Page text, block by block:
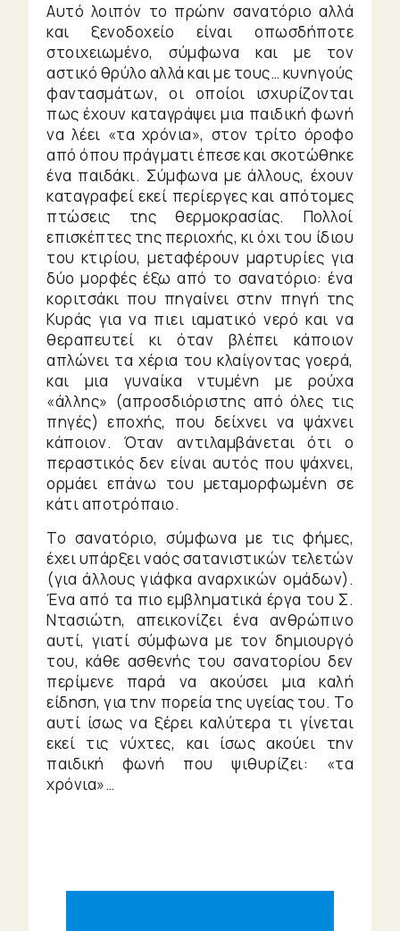
Αυτό λοιπόν το πρώην σανατόριο αλλά
και ξενοδοχείο είναι οπωσδήποτε
στοιχειωμένο, σύμφωνα και με τον
αστικό θρύλο αλλά και με τους… κυνηγούς
φαντασμάτων, οι οποίοι ισχυρίζονται
πως έχουν καταγράψει μια παιδική φωνή
να λέει «τα χρόνια», στον τρίτο όροφο
από όπου πράγματι έπεσε και σκοτώθηκε
ένα παιδάκι. Σύμφωνα με άλλους, έχουν
καταγραφεί εκεί περίεργες και απότομες
πτώσεις της θερμοκρασίας. Πολλοί
επισκέπτες της περιοχής, κι όχι του ίδιου
του κτιρίου, μεταφέρουν μαρτυρίες για
δύο μορφές έξω από το σανατόριο: ένα
κοριτσάκι που πηγαίνει στην πηγή της
Κυράς για να πιει ιαματικό νερό και να
θεραπευτεί κι όταν βλέπει κάποιον
απλώνει τα χέρια του κλαίγοντας γοερά,
και μια γυναίκα ντυμένη με ρούχα
«άλλης» (απροσδιόριστης από όλες τις
πηγές) εποχής, που δείχνει να ψάχνει
κάποιον. Όταν αντιλαμβάνεται ότι ο
περαστικός δεν είναι αυτός που ψάχνει,
ορμάει επάνω του μεταμορφωμένη σε
κάτι αποτρόπαιο.
Το σανατόριο, σύμφωνα με τις φήμες,
έχει υπάρξει ναός σατανιστικών τελετών
(για άλλους γιάφκα αναρχικών ομάδων).
Ένα από τα πιο εμβληματικά έργα του Σ.
Ντασιώτη, απεικονίζει ένα ανθρώπινο
αυτί, γιατί σύμφωνα με τον δημιουργό
του, κάθε ασθενής του σανατορίου δεν
περίμενε παρά να ακούσει μια καλή
είδηση, για την πορεία της υγείας του. Το
αυτί ίσως να ξέρει καλύτερα τι γίνεται
εκεί τις νύχτες, και ίσως ακούει την
παιδική φωνή που ψιθυρίζει: «τα
χρόνια»…